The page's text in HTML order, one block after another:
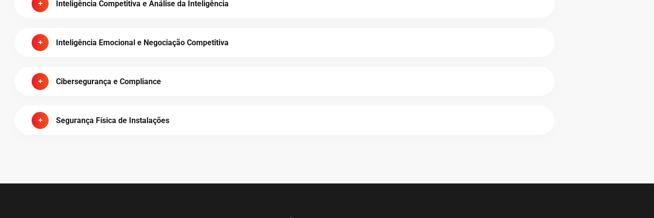
Inteligência Competitiva e Análise da Inteligência
Inteligência Emocional e Negociação Competitiva
Cibersegurança e Compliance
Segurança Física de Instalações